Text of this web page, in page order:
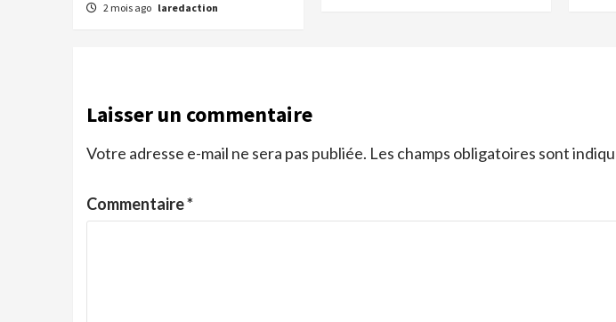
2 mois ago laredaction
Laisser un commentaire
Votre adresse e-mail ne sera pas publiée. Les champs obligatoires sont
Commentaire*